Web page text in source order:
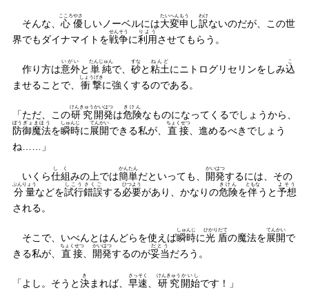
そんな、 心
こころ
優
やさ
しいノーベルには大変
たいへん
申
もう
し訳
わけ
ないのだが、この世
界でもダイナマイトを戦争
せんそう
に利用
りよう
させてもらう。
作り方は意外
いがい
と 単純
たんじゅん
で、 砂
すな
と粘土
ねんど
にニトログリセリンをしみ込
こ
ませることで、 衝撃
しょうげき
に強くするのである。
「ただ、この研究
けんきゅう
開発
かいはつ
は危険
きけん
なものになってくるでしょうから、
防
ぼう
御魔法
ぎょまほう
を瞬時
しゅんじ
に 展開
てんかい
できる私が、 直接
ちょくせつ
、進めるべきでしょう
ね……」
いくら仕組
しく
みの上では簡単
かんたん
だといっても、 開発
かいはつ
するには、その
分量
ぶんりょう
などを試行
しこう
錯誤
さくご
する必要
ひつよう
があり、かなりの危険
きけん
を伴
ともな
うと予想
よそう
される。
そこで、いべんとはんどらを使えば瞬時
しゅんじ
に光
ひかり
盾
だて
の魔法を展開
てんかい
で
きる私が、 直接
ちょくせつ
、 開発
かいはつ
するのが妥当
だとう
だろう。
「よし。そうと決
き
まれば、 早速
さっそく
研究
けんきゅう
開始
かいし
です！」